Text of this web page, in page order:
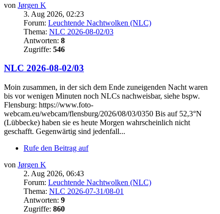
von Jørgen K
3. Aug 2026, 02:23
Forum: Leuchtende Nachtwolken (NLC)
Thema: NLC 2026-08-02/03
Antworten: 8
Zugriffe: 546
NLC 2026-08-02/03
Moin zusammen, in der sich dem Ende zuneigenden Nacht waren
bis vor wenigen Minuten noch NLCs nachweisbar, siehe bspw.
Flensburg: https://www.foto-
webcam.eu/webcam/flensburg/2026/08/03/0350 Bis auf 52,3°N
(Lübbecke) haben sie es heute Morgen wahrscheinlich nicht
geschafft. Gegenwärtig sind jedenfall...
Rufe den Beitrag auf
von Jørgen K
2. Aug 2026, 06:43
Forum: Leuchtende Nachtwolken (NLC)
Thema: NLC 2026-07-31/08-01
Antworten: 9
Zugriffe: 860